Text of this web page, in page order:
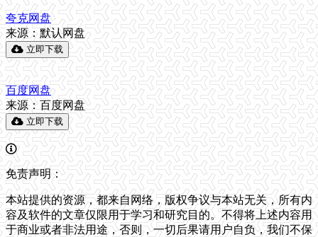
夸克网盘
来源：默认网盘
立即下载
百度网盘
来源：百度网盘
立即下载
免责声明：
本站提供的资源，都来自网络，版权争议与本站无关，所有内
容及软件的文章仅限用于学习和研究目的。不得将上述内容用
于商业或者非法用途，否则，一切后果请用户自负，我们不保